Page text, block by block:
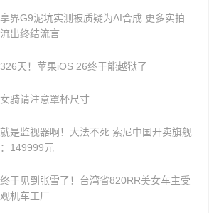
享界G9泥坑实测被质疑为AI合成 更多实拍
出终结流言
326天！苹果iOS 26终于能越狱了
女骑请注意罩杯尺寸
就是监视器啊！大法不死 索尼中国开卖旗舰
149999元
终于见到张雪了！台湾省820RR美女车主受
机车工厂